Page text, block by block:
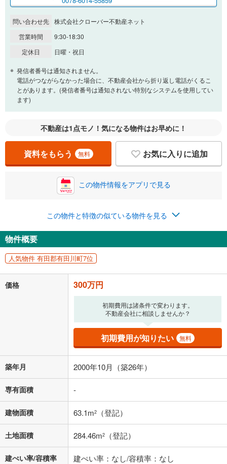
問い合わせ先 株式会社クローバー不動産ネット
営業時間
9:30-18:30
定休日
日曜・祝日
発信者番号は通知されません。
電話がつながらなかった場合に、不動産会社から折り返し電話がくるこ
とがあります。(発信者番号は通知されない特別なシステムを使用してい
ます)
不動産は1点モノ！気になる物件はお早めに！
資料をもらう 無料 お気に入りに追加
この物件情報をアプリで見る
この物件と特徴の似ている物件を見る
物件概要
人気物件 有田郡有田川町7位
価格 300万円
初期費用は諸条件で変わります。
不動産会社に相談しませんか？
初期費用が知りたい 無料
築年月 2000年10月（築26年）
専有面積 -
建物面積 63.1m2 （登記）
土地面積 284.46m2 （登記）
建ぺい率/容積率 建ぺい率：なし/容積率：なし